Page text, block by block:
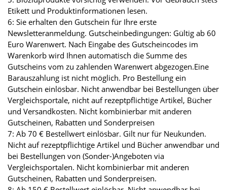
Etikett und Produktinformationen lesen.
6: Sie erhalten den Gutschein für Ihre erste
Newsletteranmeldung. Gutscheinbedingungen: Gültig ab 60
Euro Warenwert. Nach Eingabe des Gutscheincodes im
Warenkorb wird Ihnen automatisch die Summe des
Gutscheins vom zu zahlenden Warenwert abgezogen.Eine
Barauszahlung ist nicht möglich. Pro Bestellung ein
Gutschein einlösbar. Nicht anwendbar bei Bestellungen über
Vergleichsportale, nicht auf rezeptpflichtige Artikel, Bücher
und Versandkosten. Nicht kombinierbar mit anderen
Gutscheinen, Rabatten und Sonderpreisen
7: Ab 70 € Bestellwert einlösbar. Gilt nur für Neukunden.
Nicht auf rezeptpflichtige Artikel und Bücher anwendbar und
bei Bestellungen von (Sonder-)Angeboten via
Vergleichsportalen. Nicht kombinierbar mit anderen
Gutscheinen, Rabatten und Sonderpreisen.